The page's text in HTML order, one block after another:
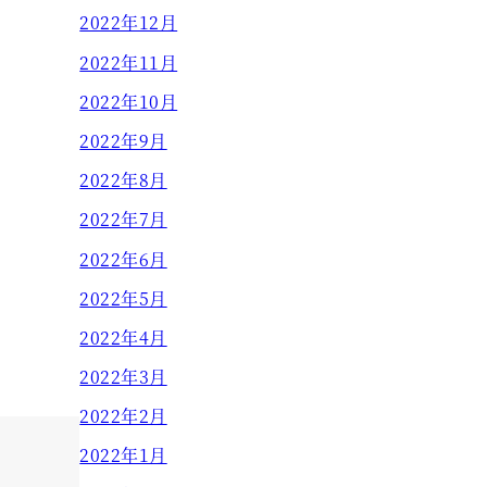
2022年12月
2022年11月
2022年10月
2022年9月
2022年8月
2022年7月
2022年6月
2022年5月
2022年4月
2022年3月
2022年2月
2022年1月